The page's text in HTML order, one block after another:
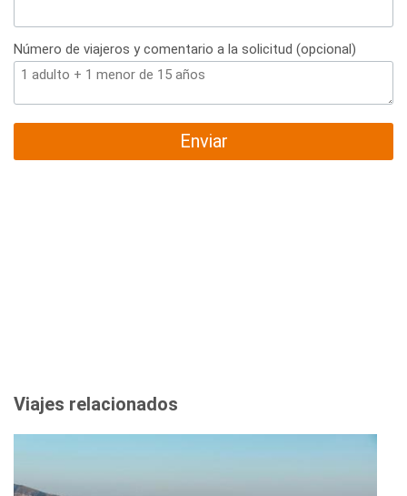
Número de viajeros y comentario a la solicitud (opcional)
Enviar
Viajes relacionados